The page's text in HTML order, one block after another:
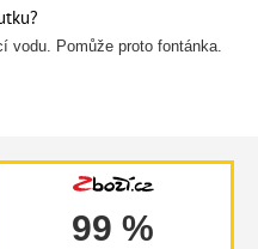
vodu. Pomůže proto fontánka.
99 %